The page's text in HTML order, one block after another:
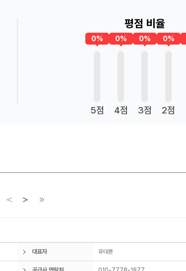
평점 비율
0%
5점
0%
4점
0%
3점
0%
2점
대표자 유대훈